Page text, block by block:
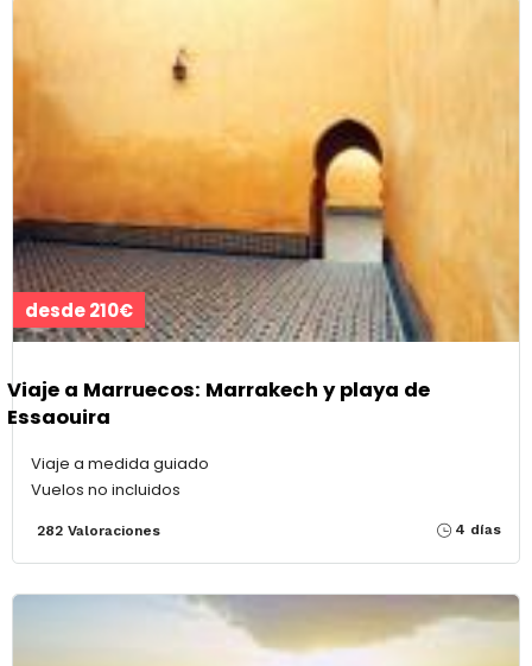
desde 210€
Viaje a Marruecos: Marrakech y playa de
Essaouira
Viaje a medida guiado
Vuelos no incluidos
282 Valoraciones 4 días